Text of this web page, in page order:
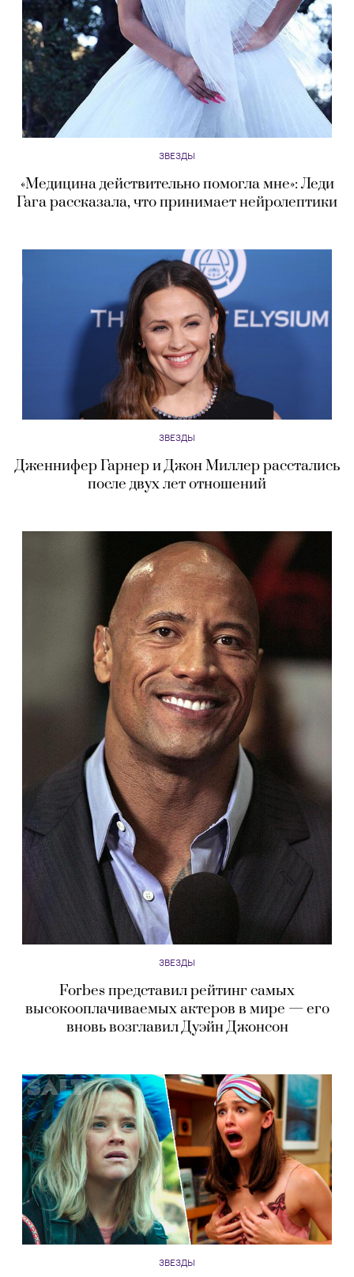
ЗВЕЗДЫ
«Медицина действительно помогла мне»: Леди
Гага рассказала, что принимает нейролептики
ЗВЕЗДЫ
Дженнифер Гарнер и Джон Миллер расстались
после двух лет отношений
ЗВЕЗДЫ
Forbes представил рейтинг самых
высокооплачиваемых актеров в мире — его
вновь возглавил Дуэйн Джонсон
ЗВЕЗДЫ